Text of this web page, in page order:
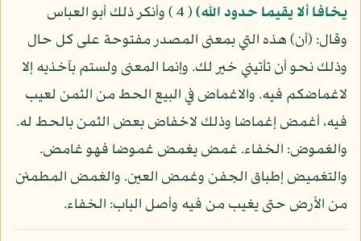
يخافا ألا يقيما حدود الله)
( 4 ) وأنكر ذلك أبو العباس
وقال: (أن) هذه التي بمعنى المصدر مفتوحة على كل حال
وذلك نحو أن تأتيني خير لك. وإنما المعنى ولستم بآخذيه إلا
لاغماضكم فيه. والاغماض في البيع الحط من الثمن لعيب
فيه، أغمض إغماضا وذلك لاخفاض بعض الثمن بالحط له.
والغموض: الخفاء. غمض يغمض غموضا فهو غامض.
والتغميض إطباق الجفن وغمض العين. والغمض المطمئن
من الأرض حتى يغيب من فيه وأصل الباب: الخفاء.